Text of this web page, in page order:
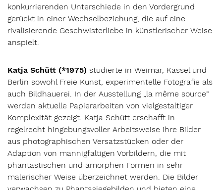
konkurrierenden Unterschiede in den Vordergrund
gerückt in einer Wechselbeziehung, die auf eine
rivalisierende Geschwisterliebe in künstlerischer Weise
anspielt.
Katja Schütt (*1975) studierte in Weimar, Kassel und
Berlin sowohl Freie Kunst, experimentelle Fotografie als
auch Bildhauerei. In der Ausstellung „la même source“
werden aktuelle Papierarbeiten von vielgestaltiger
Komplexität gezeigt. Katja Schütt erschafft in
regelrecht hingebungsvoller Arbeitsweise ihre Bilder
aus photographischen Versatzstücken oder der
Adaption von mannigfaltigen Vorbildern, die mit
phantastischen und amorphen Formen in sehr
malerischer Weise überzeichnet werden. Die Bilder